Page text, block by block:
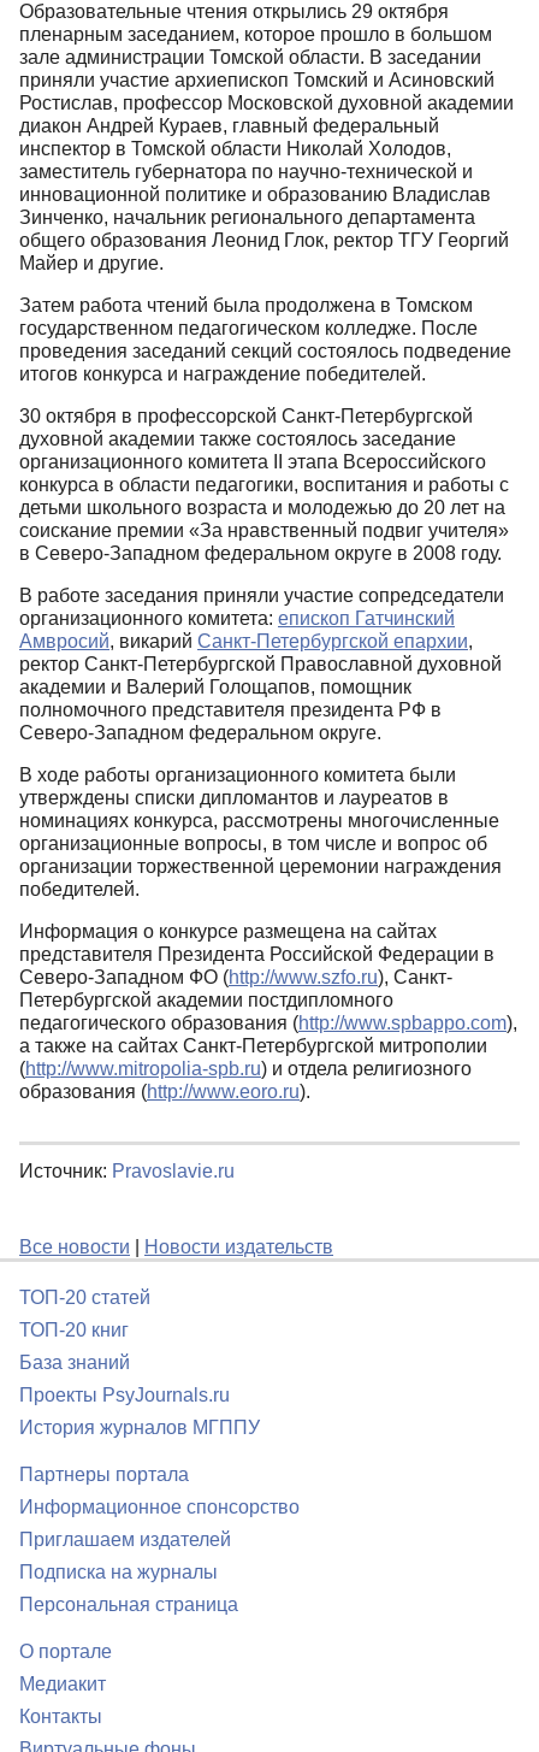
Образовательные чтения открылись 29 октября
пленарным заседанием, которое прошло в большом
зале администрации Томской области. В заседании
приняли участие архиепископ Томский и Асиновский
Ростислав, профессор Московской духовной академии
диакон Андрей Кураев, главный федеральный
инспектор в Томской области Николай Холодов,
заместитель губернатора по научно-технической и
инновационной политике и образованию Владислав
Зинченко, начальник регионального департамента
общего образования Леонид Глок, ректор ТГУ Георгий
Майер и другие.
Затем работа чтений была продолжена в Томском
государственном педагогическом колледже. После
проведения заседаний секций состоялось подведение
итогов конкурса и награждение победителей.
30 октября в профессорской Санкт-Петербургской
духовной академии также состоялось заседание
организационного комитета II этапа Всероссийского
конкурса в области педагогики, воспитания и работы с
детьми школьного возраста и молодежью до 20 лет на
соискание премии «За нравственный подвиг учителя»
в Северо-Западном федеральном округе в 2008 году.
В работе заседания приняли участие сопредседатели
организационного комитета: епископ Гатчинский
Амвросий, викарий Санкт-Петербургской епархии,
ректор Санкт-Петербургской Православной духовной
академии и Валерий Голощапов, помощник
полномочного представителя президента РФ в
Северо-Западном федеральном округе.
В ходе работы организационного комитета были
утверждены списки дипломантов и лауреатов в
номинациях конкурса, рассмотрены многочисленные
организационные вопросы, в том числе и вопрос об
организации торжественной церемонии награждения
победителей.
Информация о конкурсе размещена на сайтах
представителя Президента Российской Федерации в
Северо-Западном ФО (http://www.szfo.ru), Санкт-
Петербургской академии постдипломного
педагогического образования (http://www.spbappo.com),
а также на сайтах Санкт-Петербургской митрополии
(http://www.mitropolia-spb.ru) и отдела религиозного
образования (http://www.eoro.ru).
Источник: Pravoslavie.ru
Все новости Новости издательств
ТОП-20 статей
ТОП-20 книг
База знаний
Проекты PsyJournals.ru
История журналов МГППУ
Партнеры портала
Информационное спонсорство
Приглашаем издателей
Подписка на журналы
Персональная страница
О портале
Медиакит
Контакты